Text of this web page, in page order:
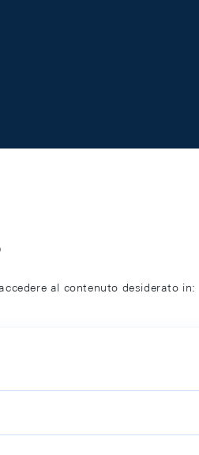
al contenuto desiderato in: